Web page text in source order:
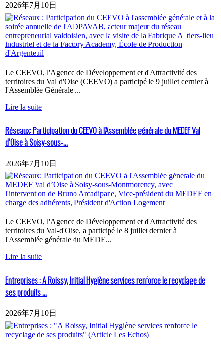
2026年7月10日
Le CEEVO, l'Agence de Développement et d'Attractivité des
territoires du Val d'Oise (CEEVO) a participé le 9 juillet dernier à
l'Assemblée Générale ...
Lire la suite
Réseaux: Participation du CEEVO à l'Assemblée générale du MEDEF Val
d’Oise à Soisy-sous-...
2026年7月10日
Le CEEVO, l'Agence de Développement et d'Attractivité des
territoires du Val-d'Oise, a participé le 8 juillet dernier à
l'Assemblée générale du MEDE...
Lire la suite
Entreprises : A Roissy, Initial Hygiène services renforce le recyclage de
ses produits ...
2026年7月10日